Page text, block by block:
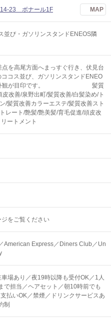
14-23 ボナール1F MAP
並び・ガソリンスタンドENEOS隣
を高尾方面へまっすぐ行き、伏見台
コス並び、ガソリンスタンドENEO
板と外観が目印です。 髪質
改善/泉野出町/髪質改善/白髪染め/ト
/髪質改善カラーエステ/髪質改善スト
レート/艶髪/艶美髪/育毛促進/頭皮改
ートメント
をご覧ください
American Express／Diners Club／Un
場あり／夜19時以降も受付OK／1人
で担当／ヘアセット／朝10時前でも
払いOK／禁煙／ドリンクサービスあ
制